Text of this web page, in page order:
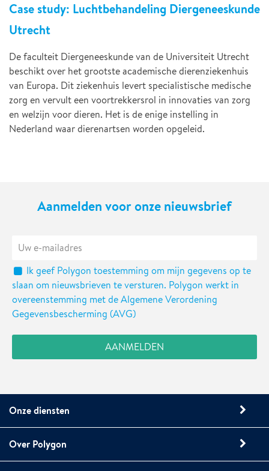
Case study: Luchtbehandeling Diergeneeskunde
Utrecht
De faculteit Diergeneeskunde van de Universiteit Utrecht
beschikt over het grootste academische dierenziekenhuis
van Europa. Dit ziekenhuis levert specialistische medische
zorg en vervult een voortrekkersrol in innovaties van zorg
en welzijn voor dieren. Het is de enige instelling in
Nederland waar dierenartsen worden opgeleid.
Aanmelden voor onze nieuwsbrief
Ik geef Polygon toestemming om mijn gegevens op te
slaan om nieuwsbrieven te versturen. Polygon werkt in
overeenstemming met de Algemene Verordening
Gegevensbescherming (AVG)
Onze diensten
Over Polygon